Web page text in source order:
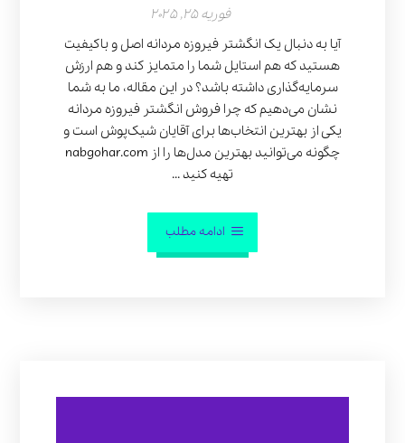
فوریه 25, 2025
آیا به دنبال یک انگشتر فیروزه مردانه اصل و باکیفیت
هستید که هم استایل شما را متمایز کند و هم ارزش
سرمایه‌گذاری داشته باشد؟ در این مقاله، ما به شما
نشان می‌دهیم که چرا فروش انگشتر فیروزه مردانه
یکی از بهترین انتخاب‌ها برای آقایان شیک‌پوش است و
چگونه می‌توانید بهترین مدل‌ها را از nabgohar.com
تهیه کنید ...
ادامه مطلب